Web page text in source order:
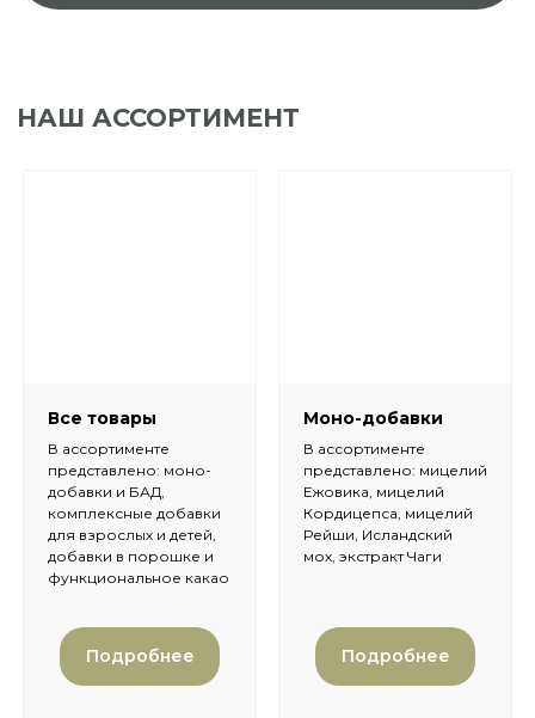
Все товары
В ассортименте
представлено: моно-
добавки и БАД,
комплексные добавки
для взрослых и детей,
добавки в порошке и
функциональное какао
Подробнее
Моно-добавки
В ассортименте
представлено: мицелий
Ежовика, мицелий
Кордицепса, мицелий
Рейши, Исландский
мох, экстракт Чаги
Подробнее